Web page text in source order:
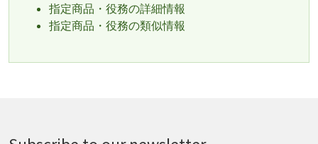
指定商品・役務の詳細情報
指定商品・役務の類似情報